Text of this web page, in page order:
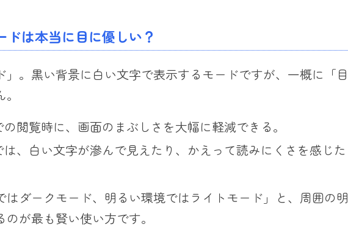
ドは本当に目に優しい？
。黒い背景に白い文字で表示するモードですが、一概に「目
閲覧時に、画面のまぶしさを大幅に軽減できる。
、白い文字が滲んで見えたり、かえって読みにくさを感じた
はダークモード、明るい環境ではライトモード」と、周囲の明
が最も賢い使い方です。